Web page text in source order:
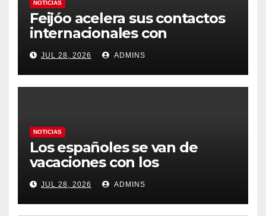
NOTICIAS
Feijóo acelera sus contactos
internacionales con
Latinoamérica como socio
prioritario en su agenda de
gobierno
JUL 28, 2026 ADMINS
NOTICIAS
Los españoles se van de
vacaciones con los
carburantes hasta un 21%
más caros que el año pasado
y los hoteles disparados
JUL 28, 2026 ADMINS